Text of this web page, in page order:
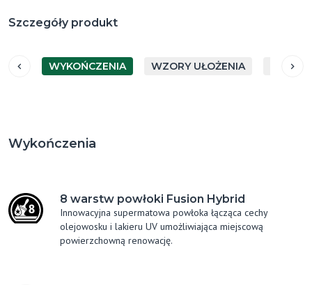
Szczegóły produkt
WYKOŃCZENIA WZORY UŁOŻENIA
Wykończenia
8 warstw powłoki Fusion Hybrid
Innowacyjna supermatowa powłoka łącząca cechy
olejowosku i lakieru UV umożliwiająca miejscową
powierzchowną renowację.